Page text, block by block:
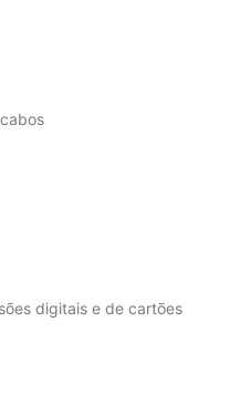
digitais e de cartões